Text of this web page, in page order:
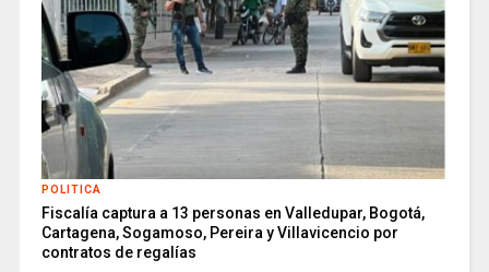
POLITICA
Fiscalía captura a 13 personas en Valledupar, Bogotá,
Cartagena, Sogamoso, Pereira y Villavicencio por
contratos de regalías